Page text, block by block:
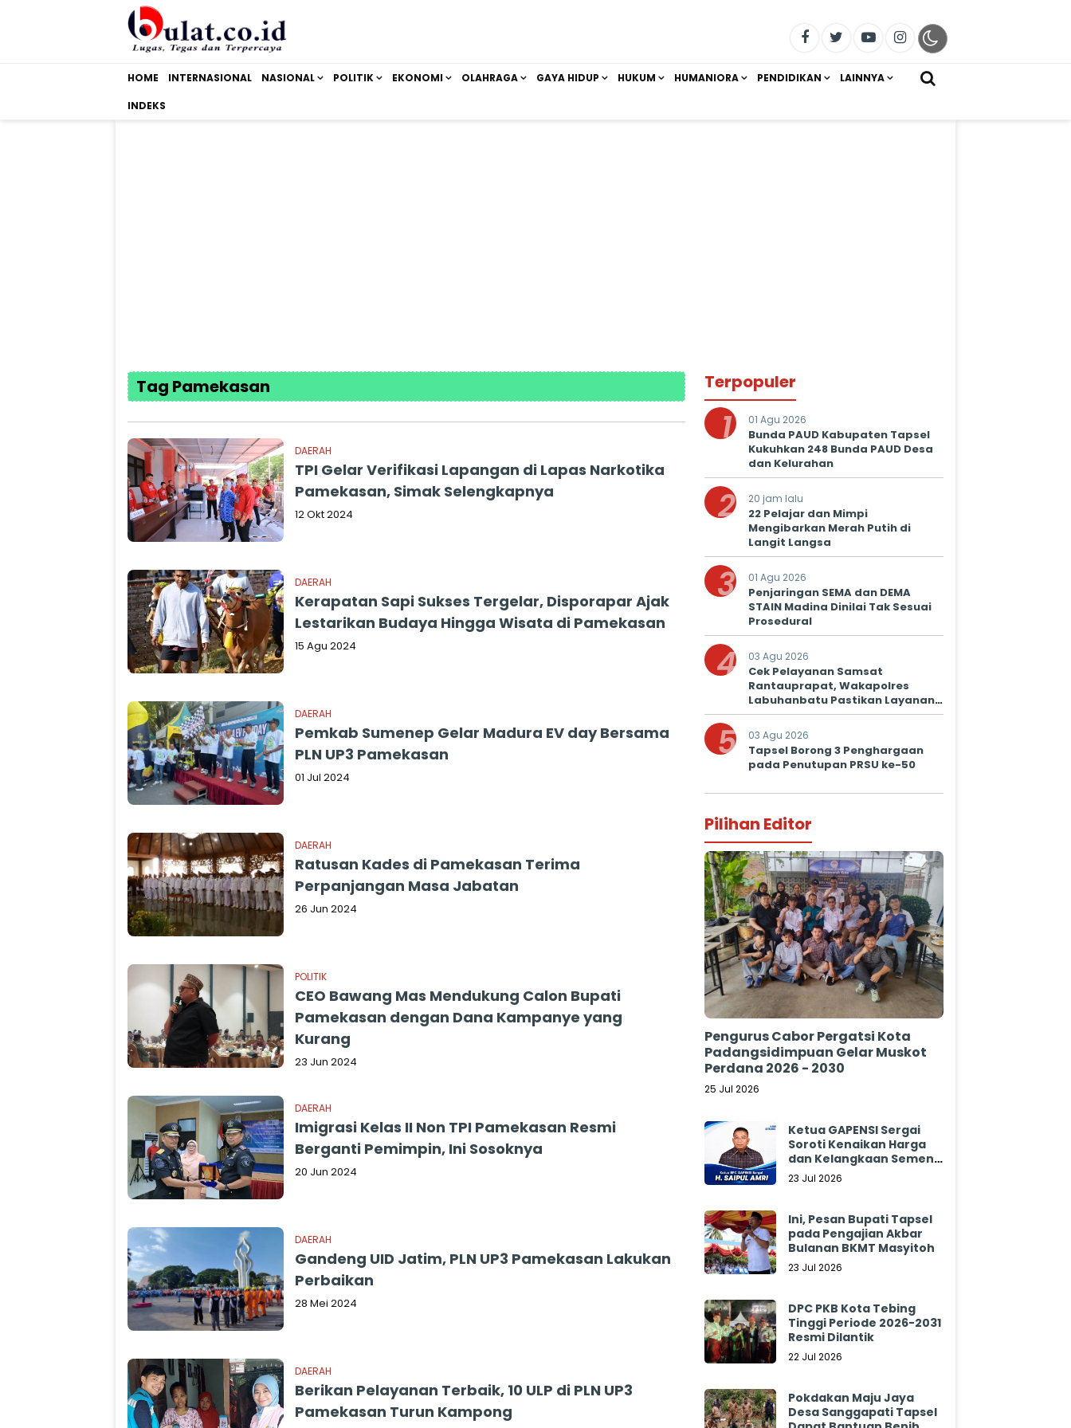
HOME INTERNASIONAL NASIONAL POLITIK EKONOMI OLAHRAGA GAYA HIDUP HUKUM HUMANIORA PENDIDIKAN LAINNYA
INDEKS
Tag Pamekasan
DAERAH
TPI Gelar Verifikasi Lapangan di Lapas Narkotika
Pamekasan, Simak Selengkapnya
12 Okt 2024
DAERAH
Kerapatan Sapi Sukses Tergelar, Disporapar Ajak
Lestarikan Budaya Hingga Wisata di Pamekasan
15 Agu 2024
DAERAH
Pemkab Sumenep Gelar Madura EV day Bersama
PLN UP3 Pamekasan
01 Jul 2024
DAERAH
Ratusan Kades di Pamekasan Terima
Perpanjangan Masa Jabatan
26 Jun 2024
POLITIK
CEO Bawang Mas Mendukung Calon Bupati
Pamekasan dengan Dana Kampanye yang
Kurang
23 Jun 2024
DAERAH
Imigrasi Kelas II Non TPI Pamekasan Resmi
Berganti Pemimpin, Ini Sosoknya
20 Jun 2024
DAERAH
Gandeng UID Jatim, PLN UP3 Pamekasan Lakukan
Perbaikan
28 Mei 2024
DAERAH
Berikan Pelayanan Terbaik, 10 ULP di PLN UP3
Pamekasan Turun Kampong
Terpopuler
1 01 Agu 2026
Bunda PAUD Kabupaten Tapsel
Kukuhkan 248 Bunda PAUD Desa
dan Kelurahan
2 20 jam lalu
22 Pelajar dan Mimpi
Mengibarkan Merah Putih di
Langit Langsa
3 01 Agu 2026
Penjaringan SEMA dan DEMA
STAIN Madina Dinilai Tak Sesuai
Prosedural
4 03 Agu 2026
Cek Pelayanan Samsat
Rantauprapat, Wakapolres
Labuhanbatu Pastikan Layanan
Prima untuk Masyarakat
5 03 Agu 2026
Tapsel Borong 3 Penghargaan
pada Penutupan PRSU ke-50
Pilihan Editor
Pengurus Cabor Pergatsi Kota
Padangsidimpuan Gelar Muskot
Perdana 2026 - 2030
25 Jul 2026
Ketua GAPENSI Sergai
Soroti Kenaikan Harga
dan Kelangkaan Semen,
Minta Pemerintah
23 Jul 2026
Ini, Pesan Bupati Tapsel
pada Pengajian Akbar
Bulanan BKMT Masyitoh
23 Jul 2026
DPC PKB Kota Tebing
Tinggi Periode 2026-2031
Resmi Dilantik
22 Jul 2026
Pokdakan Maju Jaya
Desa Sanggapati Tapsel